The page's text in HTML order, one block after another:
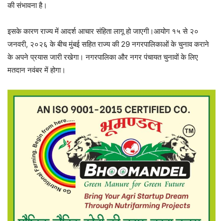
की संभावना है।
इसके कारण राज्य में आदर्श आचार संहिता लागू हो जाएगी।आयोग १५ से २०
जनवरी, २०२६ के बीच मुंबई सहित राज्य की 29 नगरपालिकाओं के चुनाव कराने
के अपने प्रयास जारी रखेगा। नगरपालिका और नगर पंचायत चुनावों के लिए
मतदान नवंबर में होगा।